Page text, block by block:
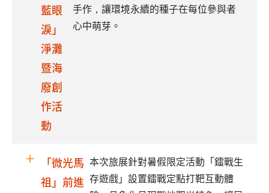
藍眼
淚」
淨灘
暨海
廢創
作活
動
手作，讓環境永續的種子在每位參與者
心中萌芽。
「微光馬
祖」前進
本次旅展針對暑假限定活動「鐳戰生
存遊戲」設置鐳戰定點打靶互動體